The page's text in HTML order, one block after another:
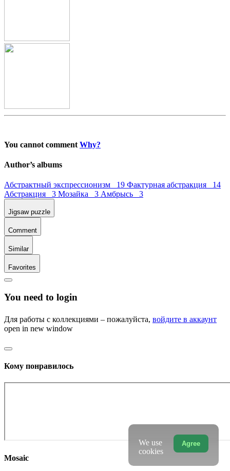
You cannot comment Why?
Author’s albums
Абстрактный экспрессионизм 19 Фактурная абстракция 14
Абстракция 3 Мозайка 3 Амбрысь 3
Jigsaw puzzle
Comment
Similar
Favorites
You need to login
Для работы с коллекциями – пожалуйста, войдите в аккаунт
open in new window
Кому понравилось
Mosaic
Agree
We use
cookies